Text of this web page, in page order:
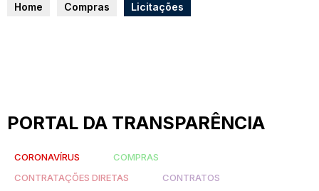
Home
Compras Licitações
PORTAL DA TRANSPARÊNCIA
CORONAVÍRUS
COMPRAS
CONTRATAÇÕES DIRETAS
CONTRATOS